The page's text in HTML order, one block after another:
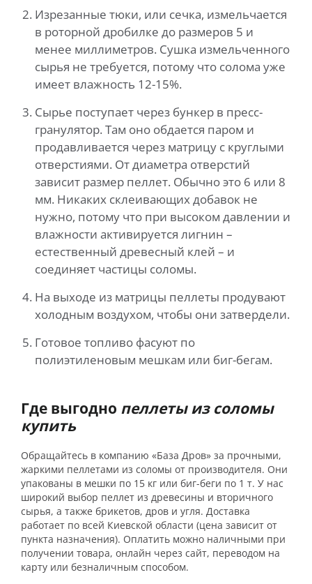
Изрезанные тюки, или сечка, измельчается
в роторной дробилке до размеров 5 и
менее миллиметров. Сушка измельченного
сырья не требуется, потому что солома уже
имеет влажность 12-15%.
Сырье поступает через бункер в пресс-
гранулятор. Там оно обдается паром и
продавливается через матрицу с круглыми
отверстиями. От диаметра отверстий
зависит размер пеллет. Обычно это 6 или 8
мм. Никаких склеивающих добавок не
нужно, потому что при высоком давлении и
влажности активируется лигнин –
естественный древесный клей – и
соединяет частицы соломы.
На выходе из матрицы пеллеты продувают
холодным воздухом, чтобы они затвердели.
Готовое топливо фасуют по
полиэтиленовым мешкам или биг-бегам.
Где выгодно пеллеты из соломы
купить
Обращайтесь в компанию «База Дров» за прочными,
жаркими пеллетами из соломы от производителя. Они
упакованы в мешки по 15 кг или биг-беги по 1 т. У нас
широкий выбор пеллет из древесины и вторичного
сырья, а также брикетов, дров и угля. Доставка
работает по всей Киевской области (цена зависит от
пункта назначения). Оплатить можно наличными при
получении товара, онлайн через сайт, переводом на
карту или безналичным способом.